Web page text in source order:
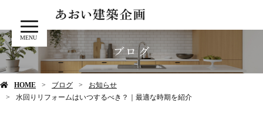
MENU
ブログ
HOME ブログ
お知らせ
水回りリフォームはいつするべき？｜最適な時期を紹介